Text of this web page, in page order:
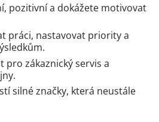
pozitivní a dokážete motivovat
práci, nastavovat priority a
pro zákaznický servis a
silné značky, která neustále